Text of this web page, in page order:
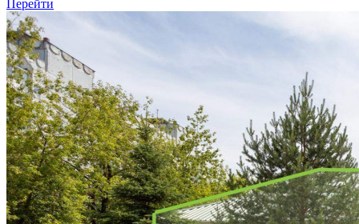
Перейти